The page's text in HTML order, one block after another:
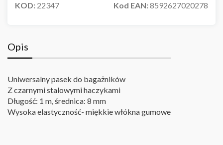
KOD: 22347 Kod EAN:8592627020278
Opis
Uniwersalny pasek do bagażników
Z czarnymi stalowymi haczykami
Długość: 1 m, średnica: 8 mm
Wysoka elastyczność- miękkie włókna gumowe